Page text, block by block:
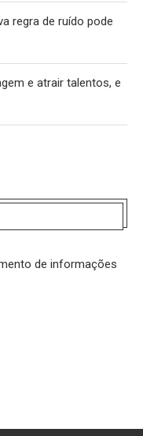
regra de ruído pode
e atrair talentos, e
de informações